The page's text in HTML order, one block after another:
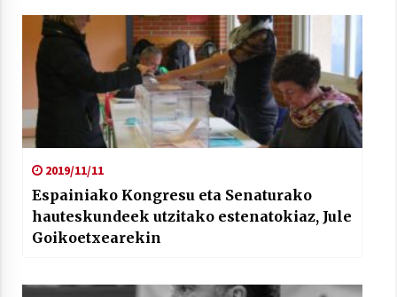
2019/11/11
Espainiako Kongresu eta Senaturako
hauteskundeek utzitako estenatokiaz, Jule
Goikoetxearekin